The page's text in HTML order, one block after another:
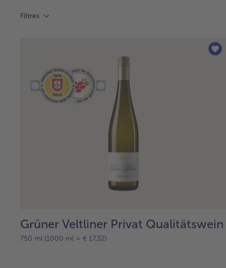
Filtres
Grüner Veltliner Privat Qualitätswein
750 ml (1000 ml = € 17,32)